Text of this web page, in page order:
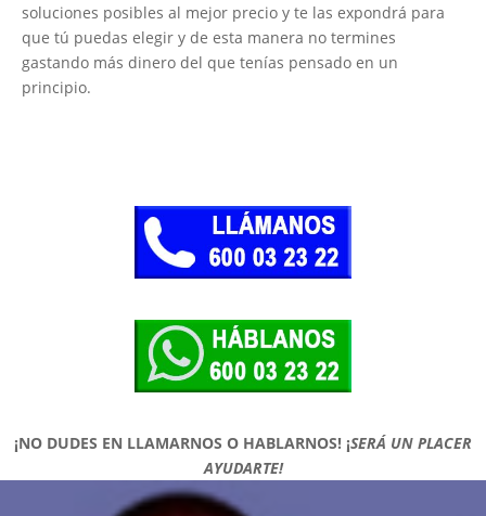
soluciones posibles al mejor precio y te las expondrá para
que tú puedas elegir y de esta manera no termines
gastando más dinero del que tenías pensado en un
principio.
¡NO DUDES EN LLAMARNOS O HABLARNOS! ¡SERÁ UN PLACER
AYUDARTE!